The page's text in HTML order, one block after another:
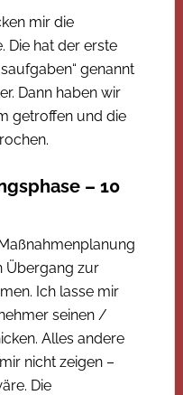
mir die
Die hat der erste
genannt
Dann haben wir
getroffen und die
– 10
Übergang zur
Ich lasse mir
seinen /
Alles andere
nicht zeigen –
Die